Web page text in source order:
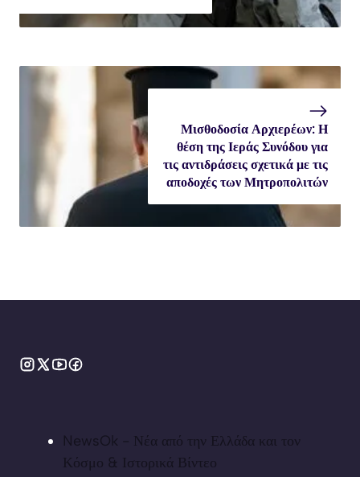
Μισθοδοσία Αρχιερέων: Η
θέση της Ιεράς Συνόδου για
τις αντιδράσεις σχετικά με τις
αποδοχές των Μητροπολιτών
NewsOk - Νέα από την Ελλάδα και τον
Κόσμο & Ιστορικά Βίντεο